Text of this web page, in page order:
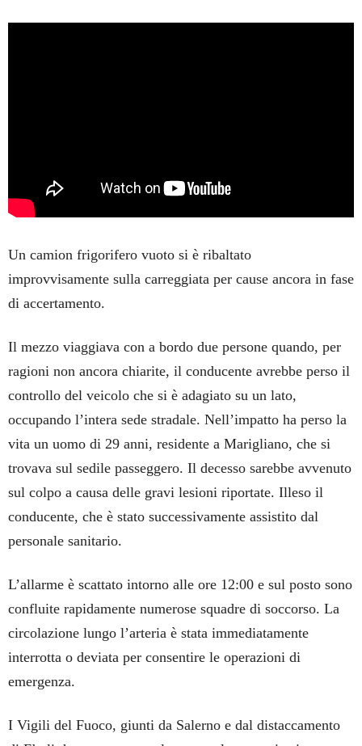
Un camion frigorifero vuoto si è ribaltato
improvvisamente sulla carreggiata per cause ancora in fase
di accertamento.
Il mezzo viaggiava con a bordo due persone quando, per
ragioni non ancora chiarite, il conducente avrebbe perso il
controllo del veicolo che si è adagiato su un lato,
occupando l’intera sede stradale. Nell’impatto ha perso la
vita un uomo di 29 anni, residente a Marigliano, che si
trovava sul sedile passeggero. Il decesso sarebbe avvenuto
sul colpo a causa delle gravi lesioni riportate. Illeso il
conducente, che è stato successivamente assistito dal
personale sanitario.
L’allarme è scattato intorno alle ore 12:00 e sul posto sono
confluite rapidamente numerose squadre di soccorso. La
circolazione lungo l’arteria è stata immediatamente
interrotta o deviata per consentire le operazioni di
emergenza.
I Vigili del Fuoco, giunti da Salerno e dal distaccamento